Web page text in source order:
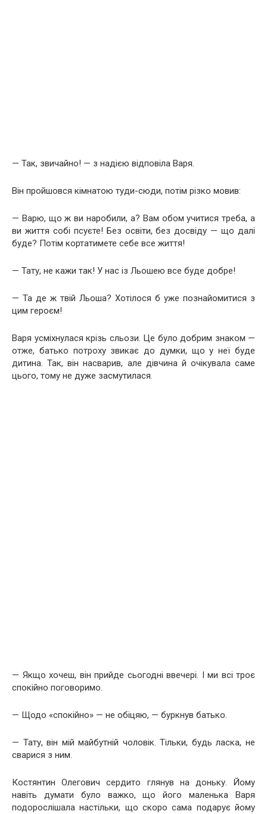
— Так, звичайно! — з надією відповіла Варя.
Він пройшовся кімнатою туди-сюди, потім різко мовив:
— Варю, що ж ви наробили, а? Вам обом учитися треба, а
ви життя собі псуєте! Без освіти, без досвіду — що далі
буде? Потім кортатимете себе все життя!
— Тату, не кажи так! У нас із Льошею все буде добре!
— Та де ж твій Льоша? Хотілося б уже познайомитися з
цим героєм!
Варя усміхнулася крізь сльози. Це було добрим знаком —
отже, батько потроху звикає до думки, що у неї буде
дитина. Так, він насварив, але дівчина й очікувала саме
цього, тому не дуже засмутилася.
— Якщо хочеш, він прийде сьогодні ввечері. І ми всі троє
спокійно поговоримо.
— Щодо «спокійно» — не обіцяю, — буркнув батько.
— Тату, він мій майбутній чоловік. Тільки, будь ласка, не
сварися з ним.
Костянтин Олегович сердито глянув на доньку. Йому
навіть думати було важко, що його маленька Варя
подорослішала настільки, що скоро сама подарує йому